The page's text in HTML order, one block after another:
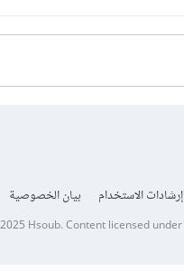
إرشادات الاستخدام بيان الخصوصية
Hsoub.Content licensed under